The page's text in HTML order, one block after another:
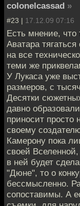
colonelcassad »
#23 | 17.12.09 07:16
Есть мнение, что
Аватара
на все
теми же
У Лукаса уже
размеров, с
Десятки
давно
приносит просто
своему
Камерону пока
своей
в ней будет
"Дюне", то о
бессмысленно.
сопоставимы. А